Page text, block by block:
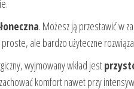
. Możesz ją przestawić w
ale bardzo użyteczne
wyjmowany wkład jest
komfort nawet przy